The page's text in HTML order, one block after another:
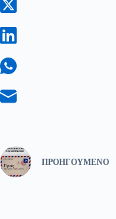
ΠΡΟΗΓΟΎΜΕΝΟ